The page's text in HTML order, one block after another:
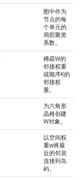
图中作为
节点的每
个单元的
局部聚类
系数。
稀疏W的
邻接权重
或顺序K的
邻接权
重。
为六角形
晶格创建
W对象。
以空间权
重w将最
近的邻居
连接到岛
屿。